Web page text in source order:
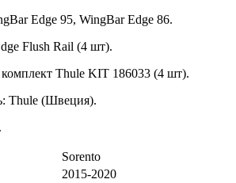
Edge 95, WingBar Edge 86.
Flush Rail (4 шт).
Thule KIT 186033 (4 шт).
Thule (Швеция).
Sorento
2015-2020